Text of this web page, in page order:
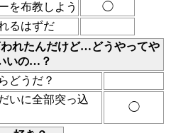
を布教しよう
◯
るはずだ
れたんだけど…どうやってや
いの…？
どうだ？
いに全部突っ込
◯